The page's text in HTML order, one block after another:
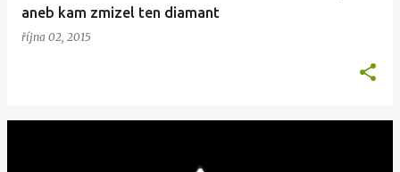
aneb kam zmizel ten diamant
října 02, 2015